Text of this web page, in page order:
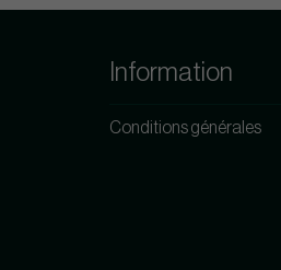
Information
Conditions générales